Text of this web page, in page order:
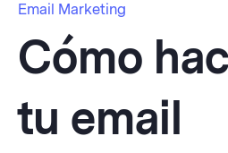
Email Marketing
Cómo
tu email